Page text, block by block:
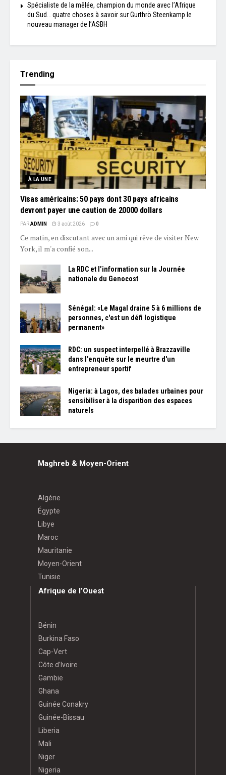
Spécialiste de la mêlée, champion du monde avec l’Afrique
du Sud… quatre choses à savoir sur Gurthrö Steenkamp le
nouveau manager de l’ASBH
Trending
À LA UNE
Visas américains: 50 pays dont 30 pays africains
devront payer une caution de 20000 dollars
PARADMIN 3 août 2026 0
Ce matin, en discutant avec un ami qui rêve de visiter New
York, il m'a confié son...
La RDC et l’information sur la Journée
nationale du Genocost
Sénégal: «Le Magal draine 5 à 6 millions de
personnes, c'est un défi logistique
permanent»
RDC: un suspect interpellé à Brazzaville
dans l’enquête sur le meurtre d'un
entrepreneur sportif
Nigeria: à Lagos, des balades urbaines pour
sensibiliser à la disparition des espaces
naturels
Maghreb & Moyen-Orient
Algérie
Égypte
Libye
Maroc
Mauritanie
Moyen-Orient
Tunisie
Afrique de l’Ouest
Bénin
Burkina Faso
Cap-Vert
Côte d’Ivoire
Gambie
Ghana
Guinée Conakry
Guinée-Bissau
Liberia
Mali
Niger
Nigeria